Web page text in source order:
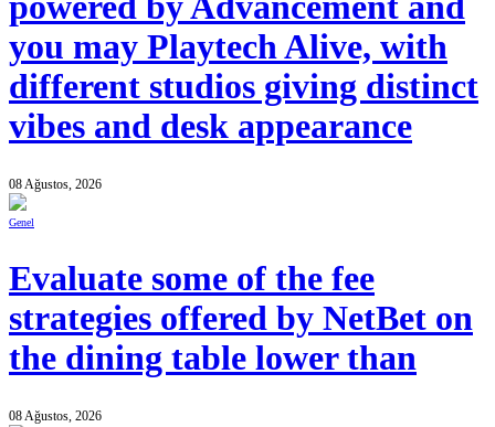
you may Playtech Alive, with
different studios giving distinct
vibes and desk appearance
08 Ağustos, 2026
Genel
Evaluate some of the fee
strategies offered by NetBet on
the dining table lower than
08 Ağustos, 2026